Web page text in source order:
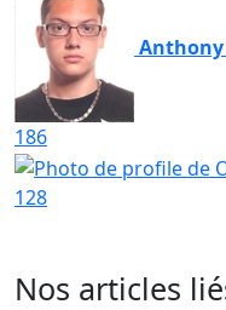
Anthony
186
128
Nos articles